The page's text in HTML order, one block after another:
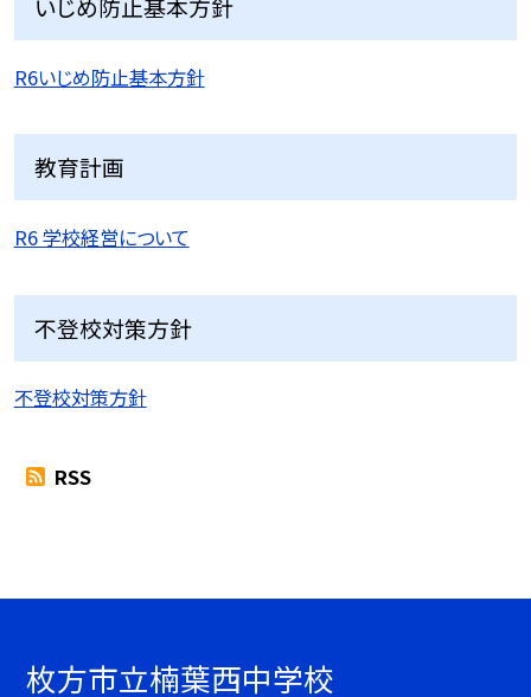
いじめ防止基本方針
R6いじめ防止基本方針
教育計画
R6 学校経営について
不登校対策方針
不登校対策方針
RSS
枚方市立楠葉西中学校